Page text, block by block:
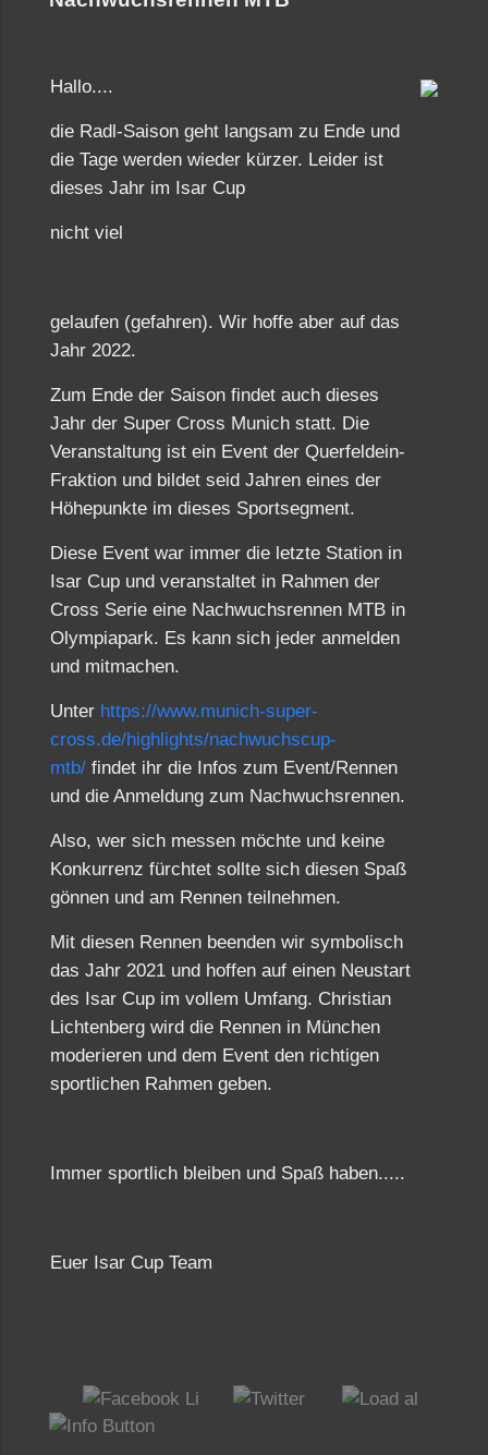
Hallo....
die Radl-Saison geht langsam zu Ende und
die Tage werden wieder kürzer. Leider ist
dieses Jahr im Isar Cup
nicht viel
gelaufen (gefahren). Wir hoffe aber auf das
Jahr 2022.
Zum Ende der Saison findet auch dieses
Jahr der Super Cross Munich statt. Die
Veranstaltung ist ein Event der Querfeldein-
Fraktion und bildet seid Jahren eines der
Höhepunkte im dieses Sportsegment.
Diese Event war immer die letzte Station in
Isar Cup und veranstaltet in Rahmen der
Cross Serie eine Nachwuchsrennen MTB in
Olympiapark. Es kann sich jeder anmelden
und mitmachen.
Unter https://www.munich-super-
cross.de/highlights/nachwuchscup-
mtb/ findet ihr die Infos zum Event/Rennen
und die Anmeldung zum Nachwuchsrennen.
Also, wer sich messen möchte und keine
Konkurrenz fürchtet sollte sich diesen Spaß
gönnen und am Rennen teilnehmen.
Mit diesen Rennen beenden wir symbolisch
das Jahr 2021 und hoffen auf einen Neustart
des Isar Cup im vollem Umfang. Christian
Lichtenberg wird die Rennen in München
moderieren und dem Event den richtigen
sportlichen Rahmen geben.
Immer sportlich bleiben und Spaß haben.....
Euer Isar Cup Team